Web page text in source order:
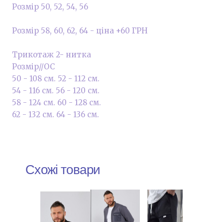
Розмір 50, 52, 54, 56
Розмір 58, 60, 62, 64 - ціна +60 ГРН
Трикотаж 2- нитка
Розмір//ОС
50 - 108 см. 52 - 112 см.
54 - 116 см. 56 - 120 см.
58 - 124 см. 60 - 128 см.
62 - 132 см. 64 - 136 см.
Схожі товари